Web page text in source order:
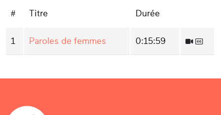
# Titre Durée
1 Paroles de femmes 0:15:59